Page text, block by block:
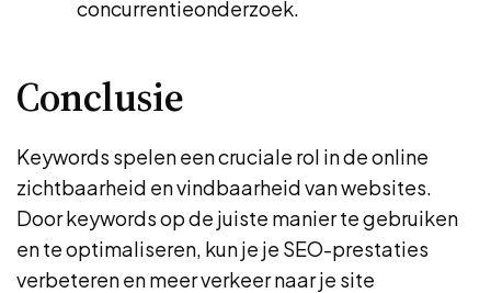
concurrentieonderzoek.
Conclusie
Keywords spelen een cruciale rol in de online
zichtbaarheid en vindbaarheid van websites.
Door keywords op de juiste manier te gebruiken
en te optimaliseren, kun je je SEO-prestaties
verbeteren en meer verkeer naar je site